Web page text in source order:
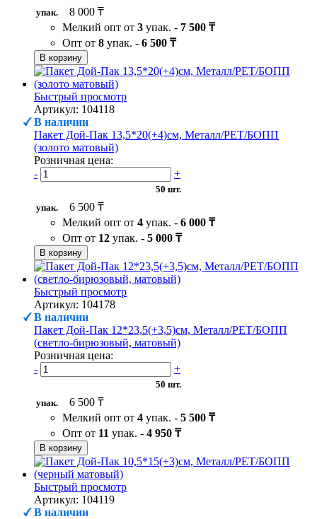
упак.
8 000 ₸
Мелкий опт от 3 упак. - 7 500 ₸
Опт от 8 упак. - 6 500 ₸
В корзину
Быстрый просмотр
Артикул: 104118
В наличии
Пакет Дой-Пак 13,5*20(+4)см, Металл/PET/БОПП
(золото матовый)
Розничная цена:
-
+
50 шт.
упак.
6 500 ₸
Мелкий опт от 4 упак. - 6 000 ₸
Опт от 12 упак. - 5 000 ₸
В корзину
Быстрый просмотр
Артикул: 104178
В наличии
Пакет Дой-Пак 12*23,5(+3,5)см, Металл/PET/БОПП
(светло-бирюзовый, матовый)
Розничная цена:
-
+
50 шт.
упак.
6 500 ₸
Мелкий опт от 4 упак. - 5 500 ₸
Опт от 11 упак. - 4 950 ₸
В корзину
Быстрый просмотр
Артикул: 104119
В наличии